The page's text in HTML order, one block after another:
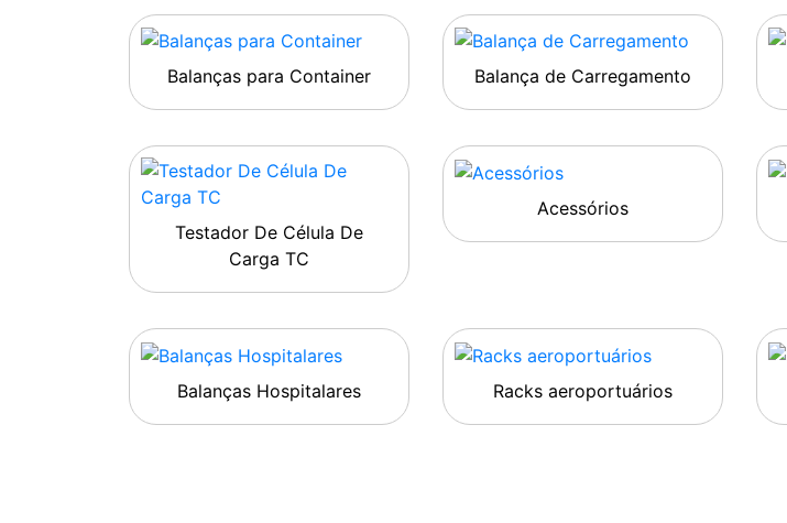
Balanças para Container Balança de Carregamento
Testador De Célula De
Carga TC
Acessórios
Balanças Hospitalares Racks aeroportuários